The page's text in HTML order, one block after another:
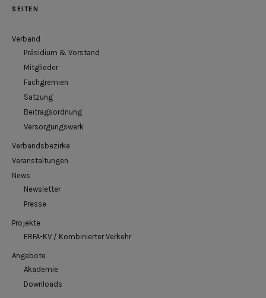
SEITEN
Verband
Präsidium & Vorstand
Mitglieder
Fachgremien
Satzung
Beitragsordnung
Versorgungswerk
Verbandsbezirke
Veranstaltungen
News
Newsletter
Presse
Projekte
ERFA-KV / Kombinierter Verkehr
Angebote
Akademie
Downloads